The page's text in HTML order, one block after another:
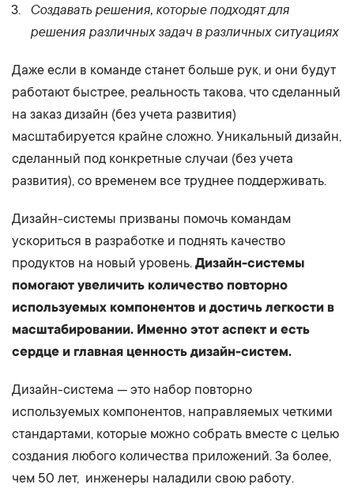
Создавать решения, которые подходят для
решения различных задач в различных ситуациях
Даже если в команде станет больше рук, и они будут
работают быстрее, реальность такова, что сделанный
на заказ дизайн (без учета развития)
масштабируется крайне сложно. Уникальный дизайн,
сделанный под конкретные случаи (без учета
развития), со временем все труднее поддерживать.
Дизайн-системы призваны помочь командам
ускориться в разработке и поднять качество
продуктов на новый уровень. Дизайн-системы
помогают увеличить количество повторно
используемых компонентов и достичь легкости в
масштабировании. Именно этот аспект и есть
сердце и главная ценность дизайн-систем.
Дизайн-система — это набор повторно
используемых компонентов, направляемых четкими
стандартами, которые можно собрать вместе с целью
создания любого количества приложений. За более,
чем 50 лет, инженеры наладили свою работу.